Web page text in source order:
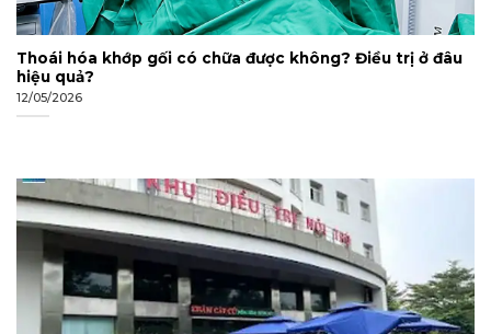
Thoái hóa khớp gối có chữa được không? Điều trị ở đâu
hiệu quả?
12/05/2026